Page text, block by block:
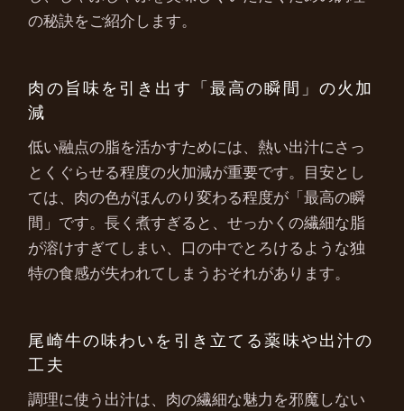
の秘訣をご紹介します。
肉の旨味を引き出す「最高の瞬間」の火加
減
低い融点の脂を活かすためには、熱い出汁にさっ
とくぐらせる程度の火加減が重要です。目安とし
ては、肉の色がほんのり変わる程度が「最高の瞬
間」です。長く煮すぎると、せっかくの繊細な脂
が溶けすぎてしまい、口の中でとろけるような独
特の食感が失われてしまうおそれがあります。
尾崎牛の味わいを引き立てる薬味や出汁の
工夫
調理に使う出汁は、肉の繊細な魅力を邪魔しない